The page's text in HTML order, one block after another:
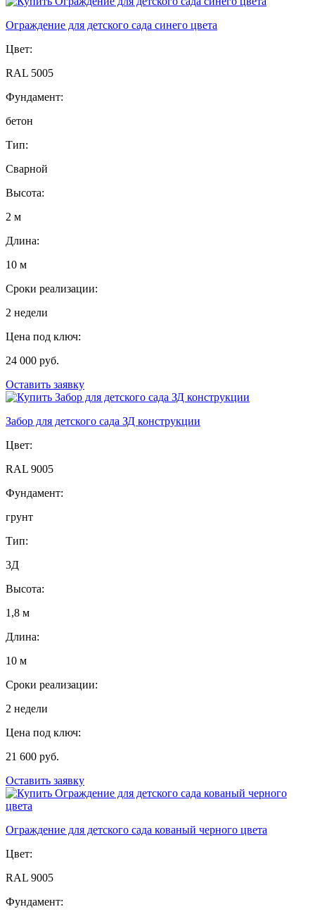
Ограждение для детского сада синего цвета
Цвет:
RAL 5005
Фундамент:
бетон
Тип:
Сварной
Высота:
2 м
Длина:
10 м
Сроки реализации:
2 недели
Цена под ключ:
24 000 руб.
Оставить заявку
Забор для детского сада ЗД конструкции
Цвет:
RAL 9005
Фундамент:
грунт
Тип:
3Д
Высота:
1,8 м
Длина:
10 м
Сроки реализации:
2 недели
Цена под ключ:
21 600 руб.
Оставить заявку
Ограждение для детского сада кованый черного цвета
Цвет:
RAL 9005
Фундамент: